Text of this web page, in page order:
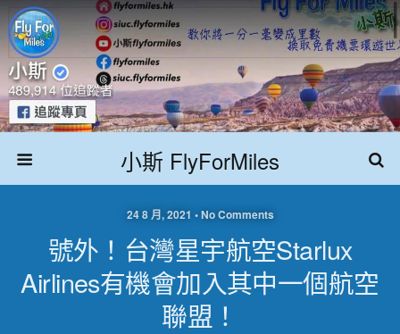
小斯 FlyForMiles
24 8 月, 2021 • No Comments
號外！台灣星宇航空Starlux
Airlines有機會加入其中一個航空
聯盟！